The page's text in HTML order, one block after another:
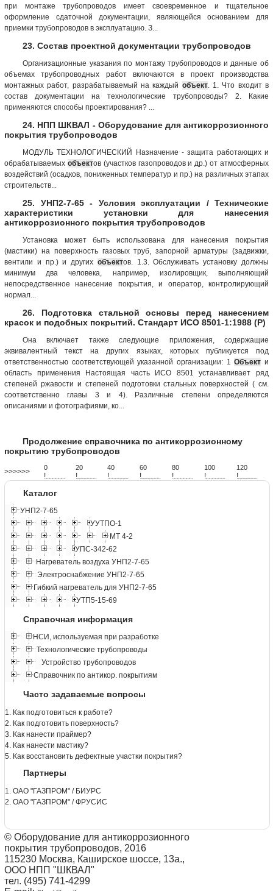
при монтаже трубопроводов имеет своевременное и тщательное
оформление сдаточной документации, являющейся основанием для
приемки трубопроводов в эксплуатацию. З...
23. Состав проектной документации трубопроводов
Организационные указания по монтажу трубопроводов и данные об
объемах трубопроводных работ включаются в проект производства
монтажных работ, разрабатываемый на каждый объект. 1. Что входит в
состав документации на технологические трубопроводы? 2. Какие
применяются способы проектирования? ...
24. НПП ШКВАЛ - Оборудование для антикоррозионного
покрытия трубопроводов
МОДУЛЬ ТЕХНОЛОГИЧЕСКИЙ Назначение - защита работающих и
обрабатываемых объектов (участков газопроводов и др.) от атмосферных
воздействий (осадков, пониженных температур и пр.) на различных этапах
строительств...
25. УНП2-7-65 - Условия эксплуатации / Технические
характеристики установки для нанесения
антикоррозионного покрытия трубопроводов
Установка может быть использована для нанесения покрытия
(мастики) на поверхность газовых труб, запорной арматуры (задвижки,
вентили и пр.) и других объектов. 1.3. Обслуживать установку должны
минимум два человека, например, изолировщик, выполняющий
непосредственное нанесение покрытия, и оператор, контролирующий
нормал...
26. Подготовка стальной основы перед нанесением
красок и подобных покрытий. Стандарт ИСО 8501-1:1988 (Р)
Она включает также следующие приложения, содержащие
эквивалентный текст на других языках, которых публикуется под
ответственностью соответствующей указанной организации: 1Объект и
область применения Настоящая часть ИСО 8501 устанавливает ряд
степеней ржавости и степеней подготовки стальных поверхностей ( см.
соответственно главы 3 и 4). Различные степени определяются
описаниями и фотографиями, ко...
Продолжение справочника по антикоррозионному
покрытию трубопроводов
>>>>>> 0
!...................
20
!...................
40
!...................
60
!...................
80
!...................
100
!...................
120
!...................
Каталог
УНП2-7-65
УУТПО-1
МТ 4-2
УПС-342-62
Нагреватель воздуха УНП2-7-65
Электроснабжение УНП2-7-65
Гибкий нагреватель для УНП2-7-65
УТП5-15-69
Справочная информация
НСИ, используемая при разработке
Технологические трубопроводы
Устройство трубопроводов
Справочник по антикор. покрытиям
Часто задаваемые вопросы
1. Как подготовиться к работе?
2. Как подготовить поверхность?
3. Как нанести праймер?
4. Как нанести мастику?
5. Как восстановить дефектные участки покрытия?
Партнеры
1. ОАО "ГАЗПРОМ" / БИУРС
2. ОАО "ГАЗПРОМ" / ФРУСИС
© Оборудование для антикоррозионного
покрытия трубопроводов, 2016
115230 Москва, Каширское шоссе, 13а.,
ООО НПП "ШКВАЛ"
тел. (495) 741-4299